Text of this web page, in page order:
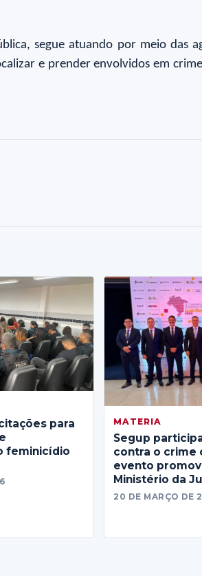
segue atuando por meio das
e prender envolvidos em
para
feminicídio
MATERIA
Segup
contra o crime
evento
Ministério da
20 DE MARÇO DE